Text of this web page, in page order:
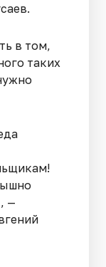
в том,
таких
—